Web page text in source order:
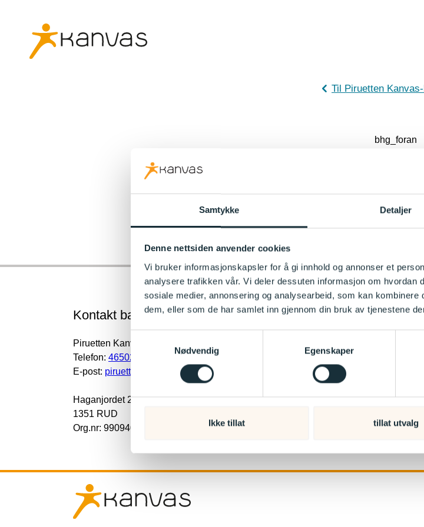
Samtykke Detaljer
Denne nettsiden anvender cookies
Vi bruker informasjonskapsler for å gi innhold og annonser et
analysere trafikken vår. Vi deler dessuten informasjon om hvordan
sosiale medier, annonsering og analysearbeid, som kan
dem, eller som de har samlet inn gjennom din bruk av tjenestene
Nødvendig
Egenskaper
Ikke tillat tillat utvalg
Til Piruetten
bhg_foran
Kontakt barnehagen
Piruetten Kanvas-barnehage
Telefon: 46502010
E-post: piruetten@kanvas.no
Haganjordet 2
1351 RUD
Org.nr: 990940045